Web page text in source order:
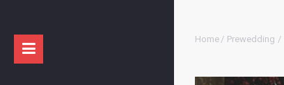
Home / Prewedding /